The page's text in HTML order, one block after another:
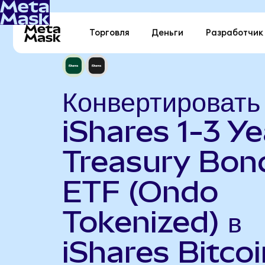
Торговля Деньги Разработчик
Конвертировать
iShares 1-3
Treasury
ETF (Ondo
Tokenized) в
iShares